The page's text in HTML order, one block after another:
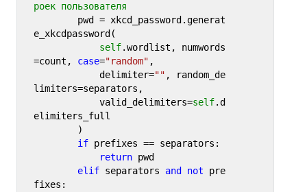
роек пользователя
e_xkcdpassword(
self.wordlist, numwords
=count, case="random" ,
            delimiter=
"" , random_de
limiters=separators,
            valid_delimiters=
self.d
elimiters_full
if prefixes == separators:
return pwd
elif separators and not pre
fixes: